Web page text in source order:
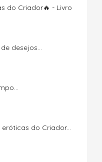
do Criador🔥 - Livro
desejos...
do Criador...